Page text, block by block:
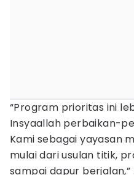
“Program prioritas ini
Insyaallah perbaikan-
Kami sebagai yayasan
mulai dari usulan titik,
sampai dapur berjalan,”